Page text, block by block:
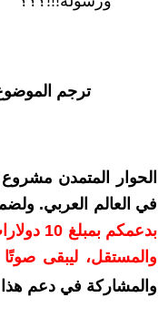
ترجم
الحوار المتمدن
في العالم العربي.
والمستقل، ليبقى
والمشاركة في دعم